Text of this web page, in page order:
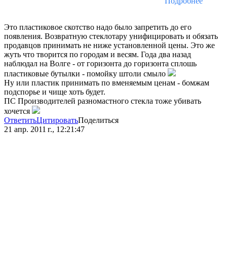
Это пластиковое скотство надо было запретить до его
появления. Возвратную стеклотару унифицировать и обязать
продавцов принимать не ниже установленной цены. Это же
жуть что творится по городам и весям. Года два назад
наблюдал на Волге - от горизонта до горизонта сплошь
пластиковые бутылки - помойку штоли смыло
Ну или пластик принимать по вменяемым ценам - бомжам
подспорье и чище хоть будет.
ПС Производителей разномастного стекла тоже убивать
хочется
ОтветитьЦитироватьПоделиться
21 апр. 2011 г., 12:21:47